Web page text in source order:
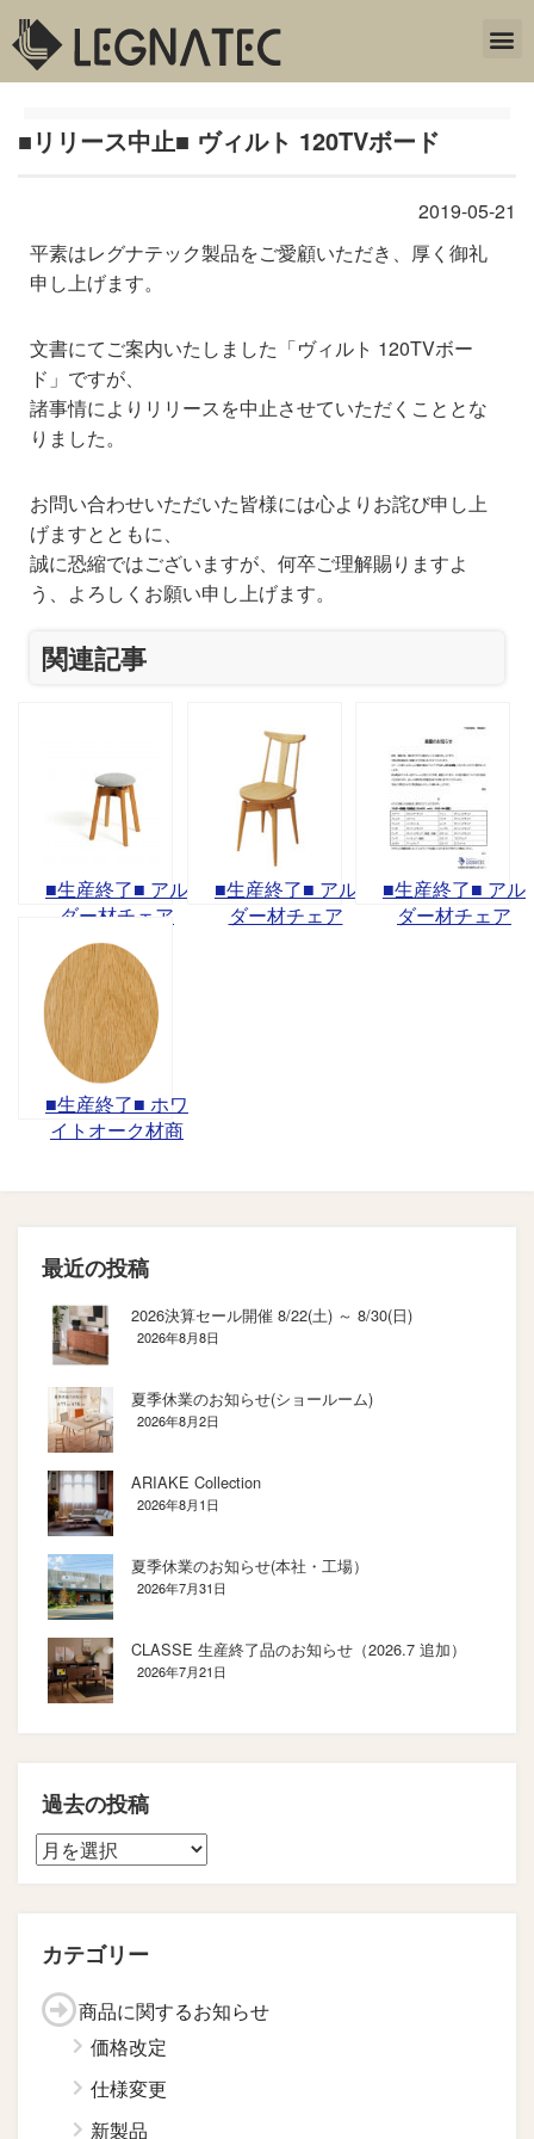
■リリース中止■ ヴィルト 120TVボード
2019-05-21
平素はレグナテック製品をご愛顧いただき、厚く御礼
申し上げます。
文書にてご案内いたしました「ヴィルト 120TVボー
ド」ですが、
諸事情によりリリースを中止させていただくこととな
りました。
お問い合わせいただいた皆様には心よりお詫び申し上
げますとともに、
誠に恐縮ではございますが、何卒ご理解賜りますよ
う、よろしくお願い申し上げます。
関連記事
■生産終了■ アル
ダー材チェア
■生産終了■ アル
ダー材チェア
■生産終了■ アル
ダー材チェア
■生産終了■ ホワ
イトオーク材商
最近の投稿
2026決算セール開催 8/22(土) ～ 8/30(日)
2026年8月8日
夏季休業のお知らせ(ショールーム)
2026年8月2日
ARIAKE Collection
2026年8月1日
夏季休業のお知らせ(本社・工場）
2026年7月31日
CLASSE 生産終了品のお知らせ（2026.7 追加）
2026年7月21日
過去の投稿
カテゴリー
商品に関するお知らせ
価格改定
仕様変更
新製品